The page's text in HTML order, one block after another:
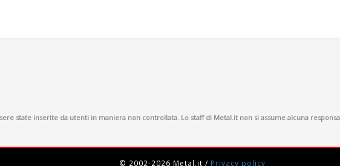
state inserite da utenti in maniera non controllata. Lo staff di Metal.it non si assume alcuna
© 2002-2026 Metal.it / Privacy policy